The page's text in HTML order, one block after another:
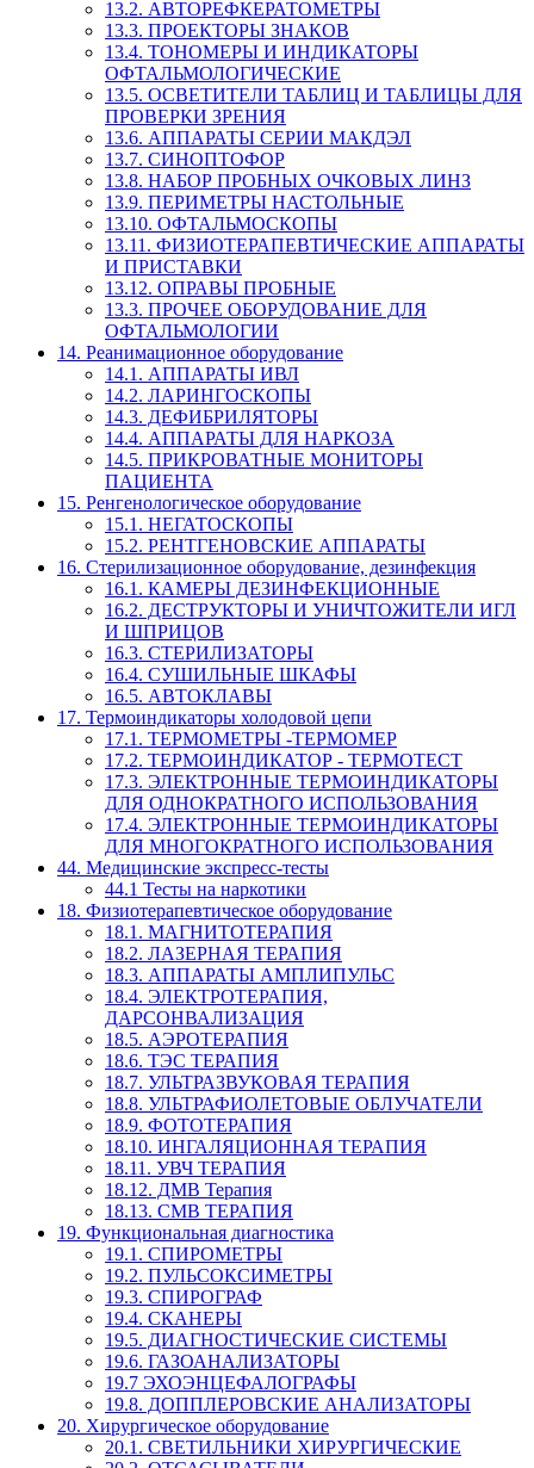
13.2. АВТОРЕФКЕРАТОМЕТРЫ
13.3. ПРОЕКТОРЫ ЗНАКОВ
13.4. ТОНОМЕРЫ И ИНДИКАТОРЫ
ОФТАЛЬМОЛОГИЧЕСКИЕ
13.5. ОСВЕТИТЕЛИ ТАБЛИЦ И ТАБЛИЦЫ ДЛЯ
ПРОВЕРКИ ЗРЕНИЯ
13.6. АППАРАТЫ СЕРИИ МАКДЭЛ
13.7. СИНОПТОФОР
13.8. НАБОР ПРОБНЫХ ОЧКОВЫХ ЛИНЗ
13.9. ПЕРИМЕТРЫ НАСТОЛЬНЫЕ
13.10. ОФТАЛЬМОСКОПЫ
13.11. ФИЗИОТЕРАПЕВТИЧЕСКИЕ АППАРАТЫ
И ПРИСТАВКИ
13.12. ОПРАВЫ ПРОБНЫЕ
13.3. ПРОЧЕЕ ОБОРУДОВАНИЕ ДЛЯ
ОФТАЛЬМОЛОГИИ
14. Реанимационное оборудование
14.1. АППАРАТЫ ИВЛ
14.2. ЛАРИНГОСКОПЫ
14.3. ДЕФИБРИЛЯТОРЫ
14.4. АППАРАТЫ ДЛЯ НАРКОЗА
14.5. ПРИКРОВАТНЫЕ МОНИТОРЫ
ПАЦИЕНТА
15. Ренгенологическое оборудование
15.1. НЕГАТОСКОПЫ
15.2. РЕНТГЕНОВСКИЕ АППАРАТЫ
16. Стерилизационное оборудование, дезинфекция
16.1. КАМЕРЫ ДЕЗИНФЕКЦИОННЫЕ
16.2. ДЕСТРУКТОРЫ И УНИЧТОЖИТЕЛИ ИГЛ
И ШПРИЦОВ
16.3. СТЕРИЛИЗАТОРЫ
16.4. СУШИЛЬНЫЕ ШКАФЫ
16.5. АВТОКЛАВЫ
17. Термоиндикаторы холодовой цепи
17.1. ТЕРМОМЕТРЫ -ТЕРМОМЕР
17.2. ТЕРМОИНДИКАТОР - ТЕРМОТЕСТ
17.3. ЭЛЕКТРОННЫЕ ТЕРМОИНДИКАТОРЫ
ДЛЯ ОДНОКРАТНОГО ИСПОЛЬЗОВАНИЯ
17.4. ЭЛЕКТРОННЫЕ ТЕРМОИНДИКАТОРЫ
ДЛЯ МНОГОКРАТНОГО ИСПОЛЬЗОВАНИЯ
44. Медицинские экспресс-тесты
44.1 Тесты на наркотики
18. Физиотерапевтическое оборудование
18.1. МАГНИТОТЕРАПИЯ
18.2. ЛАЗЕРНАЯ ТЕРАПИЯ
18.3. АППАРАТЫ АМПЛИПУЛЬС
18.4. ЭЛЕКТРОТЕРАПИЯ,
ДАРСОНВАЛИЗАЦИЯ
18.5. АЭРОТЕРАПИЯ
18.6. ТЭС ТЕРАПИЯ
18.7. УЛЬТРАЗВУКОВАЯ ТЕРАПИЯ
18.8. УЛЬТРАФИОЛЕТОВЫЕ ОБЛУЧАТЕЛИ
18.9. ФОТОТЕРАПИЯ
18.10. ИНГАЛЯЦИОННАЯ ТЕРАПИЯ
18.11. УВЧ ТЕРАПИЯ
18.12. ДМВ Терапия
18.13. СМВ ТЕРАПИЯ
19. Функциональная диагностика
19.1. СПИРОМЕТРЫ
19.2. ПУЛЬСОКСИМЕТРЫ
19.3. СПИРОГРАФ
19.4. СКАНЕРЫ
19.5. ДИАГНОСТИЧЕСКИЕ СИСТЕМЫ
19.6. ГАЗОАНАЛИЗАТОРЫ
19.7 ЭХОЭНЦЕФАЛОГРАФЫ
19.8. ДОППЛЕРОВСКИЕ АНАЛИЗАТОРЫ
20. Хирургическое оборудование
20.1. СВЕТИЛЬНИКИ ХИРУРГИЧЕСКИЕ